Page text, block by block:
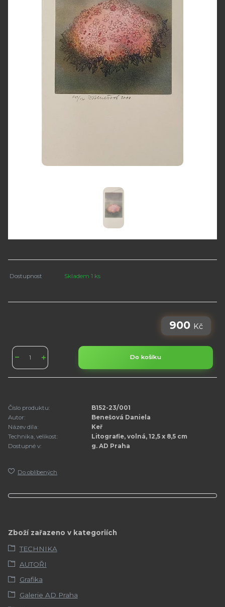
Dostupnost Skladem 1 ks
900 Kč
Do košíku
Číslo produktu:
B152-23/001
Autor:
Benešová Daniela
Název díla:
Keř
Technika, velikost:
Litografie, volná, 12,5 x 8,5 cm
Dostupné v:
g. AD Praha
Do oblíbených
Zboží zařazeno v kategoriích
TECHNIKA
AUTOŘI
Grafika
Galerie AD Praha